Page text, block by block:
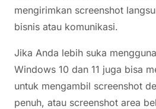
mengirimkan screenshot
bisnis atau komunikasi.
Jika Anda lebih suka
Windows 10 dan 11 juga bisa
untuk mengambil screenshot
penuh, atau screenshot area